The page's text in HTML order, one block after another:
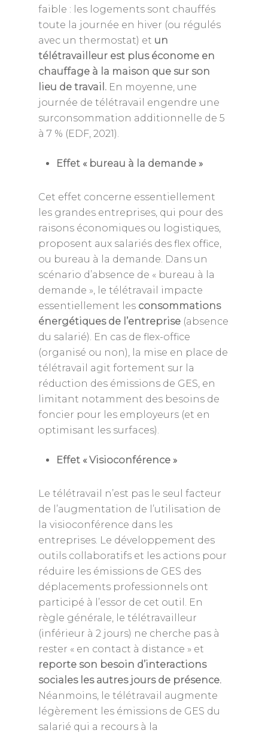
faible : les logements sont chauffés
toute la journée en hiver (ou régulés
avec un thermostat) et un
télétravailleur est plus économe en
chauffage à la maison que sur son
lieu de travail. En moyenne, une
journée de télétravail engendre une
surconsommation additionnelle de 5
à 7 % (EDF, 2021).
Effet « bureau à la demande »
Cet effet concerne essentiellement
les grandes entreprises, qui pour des
raisons économiques ou logistiques,
proposent aux salariés des flex office,
ou bureau à la demande. Dans un
scénario d’absence de « bureau à la
demande », le télétravail impacte
essentiellement les consommations
énergétiques de l’entreprise (absence
du salarié). En cas de flex-office
(organisé ou non), la mise en place de
télétravail agit fortement sur la
réduction des émissions de GES, en
limitant notamment des besoins de
foncier pour les employeurs (et en
optimisant les surfaces).
Effet « Visioconférence »
Le télétravail n’est pas le seul facteur
de l’augmentation de l’utilisation de
la visioconférence dans les
entreprises. Le développement des
outils collaboratifs et les actions pour
réduire les émissions de GES des
déplacements professionnels ont
participé à l’essor de cet outil. En
règle générale, le télétravailleur
(inférieur à 2 jours) ne cherche pas à
rester « en contact à distance » et
reporte son besoin d’interactions
sociales les autres jours de présence.
Néanmoins, le télétravail augmente
légèrement les émissions de GES du
salarié qui a recours à la